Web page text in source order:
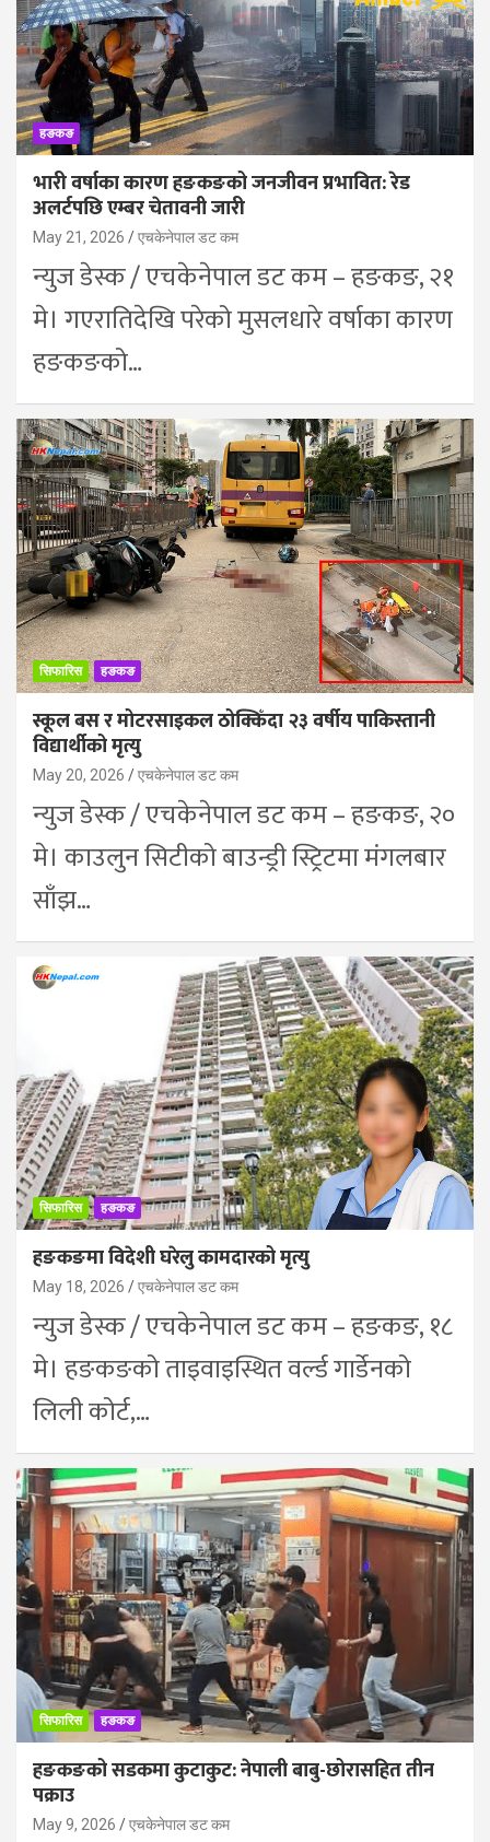
हङकङ
भारी वर्षाका कारण हङकङको जनजीवन प्रभावित: रेड
अलर्टपछि एम्बर चेतावनी जारी
May 21, 2026 एचकेनेपाल डट कम
न्युज डेस्क / एचकेनेपाल डट कम – हङकङ, २१
मे। गएरातिदेखि परेको मुसलधारे वर्षाका कारण
हङकङको…
सिफारिस हङकङ
स्कूल बस र मोटरसाइकल ठोक्किँदा २३ वर्षीय पाकिस्तानी
विद्यार्थीको मृत्यु
May 20, 2026 एचकेनेपाल डट कम
न्युज डेस्क / एचकेनेपाल डट कम – हङकङ, २०
मे। काउलुन सिटीको बाउन्ड्री स्ट्रिटमा मंगलबार
साँझ…
सिफारिस हङकङ
हङकङमा विदेशी घरेलु कामदारको मृत्यु
May 18, 2026 एचकेनेपाल डट कम
न्युज डेस्क / एचकेनेपाल डट कम – हङकङ, १८
मे। हङकङको ताइवाइस्थित वर्ल्ड गार्डेनको
लिली कोर्ट,…
सिफारिस हङकङ
हङकङको सडकमा कुटाकुट: नेपाली बाबु-छोरासहित तीन
पक्राउ
May 9, 2026 एचकेनेपाल डट कम